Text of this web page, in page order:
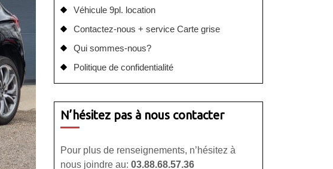
Véhicule 9pl. location
Contactez-nous + service Carte grise
Qui sommes-nous?
Politique de confidentialité
N’hésitez pas à nous contacter
Pour plus de renseignements, n’hésitez à
nous joindre au: 03.88.68.57.36